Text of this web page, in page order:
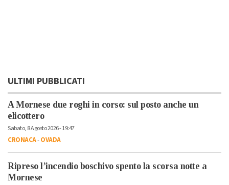
ULTIMI PUBBLICATI
A Mornese due roghi in corso: sul posto anche un
elicottero
Sabato, 8 Agosto 2026 - 19:47
CRONACA-OVADA
Ripreso l’incendio boschivo spento la scorsa notte a
Mornese